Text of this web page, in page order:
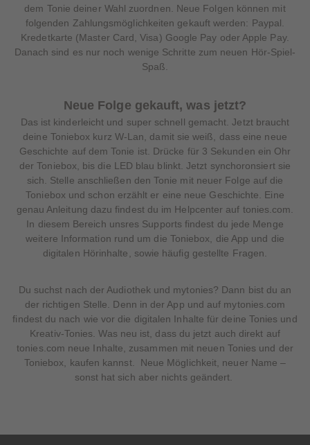
dem Tonie deiner Wahl zuordnen. Neue Folgen können mit
folgenden Zahlungsmöglichkeiten gekauft werden: Paypal.
Kredetkarte (Master Card, Visa) Google Pay oder Apple Pay.
Danach sind es nur noch wenige Schritte zum neuen Hör-Spiel-
Spaß.
Neue Folge gekauft, was jetzt?
Das ist kinderleicht und super schnell gemacht. Jetzt braucht
deine Toniebox kurz W-Lan, damit sie weiß, dass eine neue
Geschichte auf dem Tonie ist. Drücke für 3 Sekunden ein Ohr
der Toniebox, bis die LED blau blinkt. Jetzt synchoronsiert sie
sich. Stelle anschließen den Tonie mit neuer Folge auf die
Toniebox und schon erzählt er eine neue Geschichte. Eine
genau Anleitung dazu findest du im Helpcenter auf tonies.com.
In diesem Bereich unsres Supports findest du jede Menge
weitere Information rund um die Toniebox, die App und die
digitalen Hörinhalte, sowie häufig gestellte Fragen.
Du suchst nach der Audiothek und mytonies? Dann bist du an
der richtigen Stelle. Denn in der App und auf mytonies.com
findest du nach wie vor die digitalen Inhalte für deine Tonies und
Kreativ-Tonies. Was neu ist, dass du jetzt auch direkt auf
tonies.com neue Inhalte, zusammen mit neuen Tonies und der
Toniebox, kaufen kannst. Neue Möglichkeit, neuer Name –
sonst hat sich aber nichts geändert.